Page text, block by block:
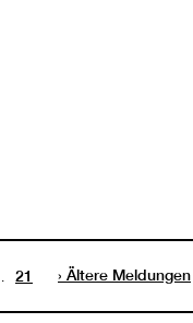
21 Ältere Meldungen